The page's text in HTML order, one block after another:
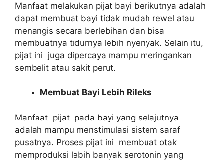
Manfaat melakukan pijat bayi berikutnya adalah
dapat membuat bayi tidak mudah rewel atau
menangis secara berlebihan dan bisa
membuatnya tidurnya lebih nyenyak. Selain itu,
pijat ini juga dipercaya mampu meringankan
sembelit atau sakit perut.
Membuat Bayi Lebih Rileks
Manfaat pijat pada bayi yang selajutnya
adalah mampu menstimulasi sistem saraf
pusatnya. Proses pijat ini membuat otak
memproduksi lebih banyak serotonin yang